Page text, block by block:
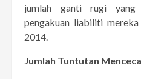
jumlah ganti rugi yang
pengakuan liabiliti
2014.
Jumlah Tuntutan